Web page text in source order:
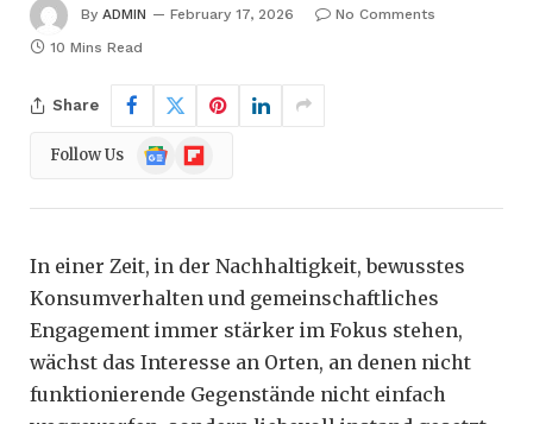
By ADMIN February 17, 2026
No Comments
10 Mins Read
Share
Follow Us
Google
News
Flipboard
In einer Zeit, in der Nachhaltigkeit, bewusstes
Konsumverhalten und gemeinschaftliches
Engagement immer stärker im Fokus stehen,
wächst das Interesse an Orten, an denen nicht
funktionierende Gegenstände nicht einfach